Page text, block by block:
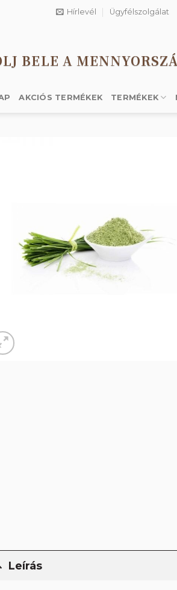
Hírlevél Ügyfélszolgálat
BELE A
AKCIÓS TERMÉKEK TERMÉKEK
Leírás